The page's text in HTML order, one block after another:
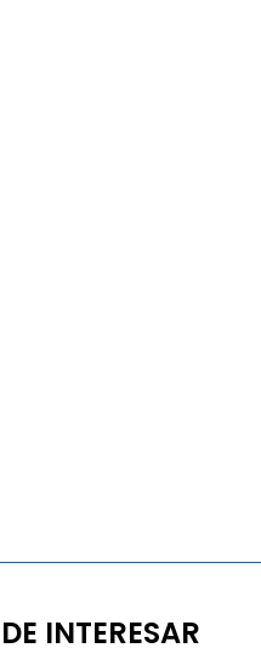
INTERESAR